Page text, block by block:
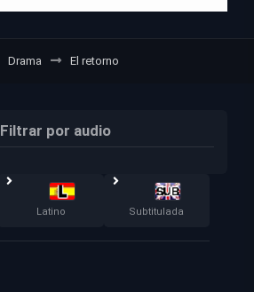
Drama El retorno
Filtrar por audio
Latino Subtitulada